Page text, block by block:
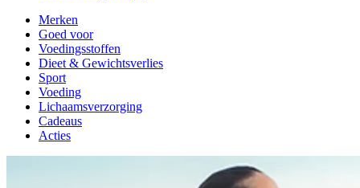
Merken
Goed voor
Voedingsstoffen
Dieet & Gewichtsverlies
Sport
Voeding
Lichaamsverzorging
Cadeaus
Acties